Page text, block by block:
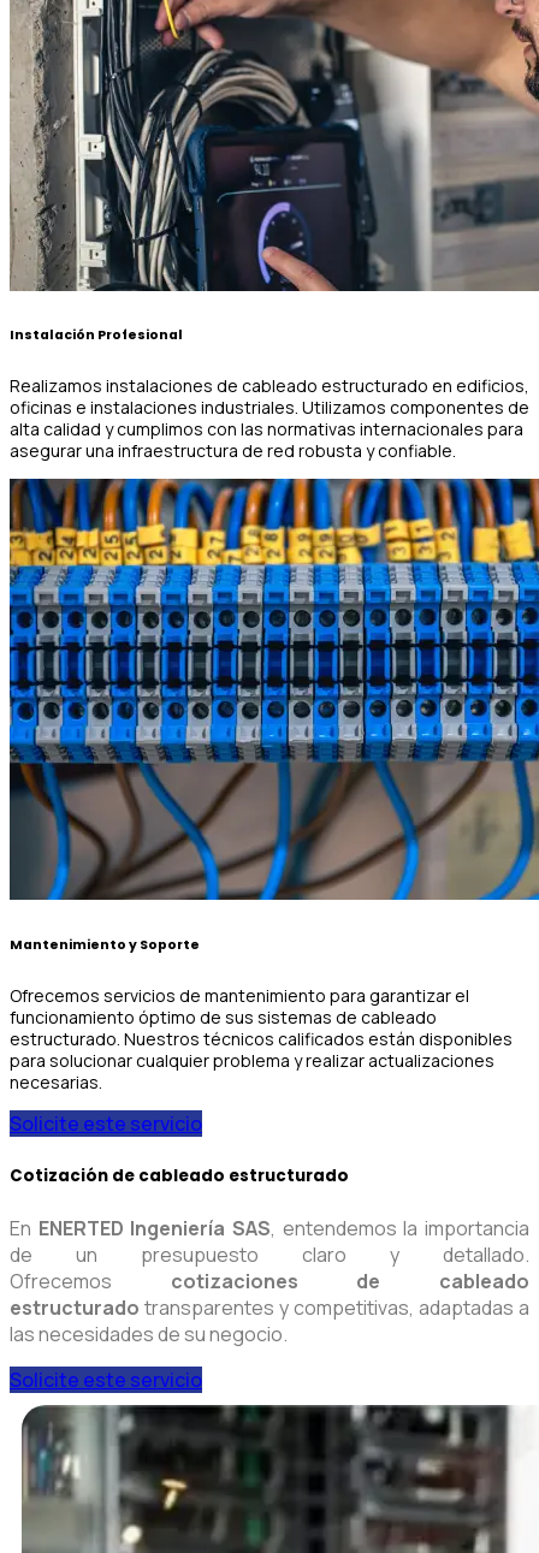
Instalación Profesional
Realizamos instalaciones de cableado estructurado en edificios,
oficinas e instalaciones industriales. Utilizamos componentes de
alta calidad y cumplimos con las normativas internacionales para
asegurar una infraestructura de red robusta y confiable.
Mantenimiento y Soporte
Ofrecemos servicios de mantenimiento para garantizar el
funcionamiento óptimo de sus sistemas de cableado
estructurado. Nuestros técnicos calificados están disponibles
para solucionar cualquier problema y realizar actualizaciones
necesarias.
Solicite este servicio
Cotización de cableado estructurado
En ENERTED Ingeniería SAS, entendemos la importancia
de un presupuesto claro y detallado.
Ofrecemos cotizaciones de cableado
estructurado transparentes y competitivas, adaptadas a
las necesidades de su negocio.
Solicite este servicio